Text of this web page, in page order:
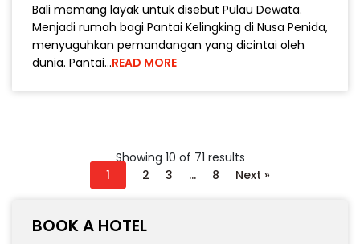
Bali memang layak untuk disebut Pulau Dewata.
Menjadi rumah bagi Pantai Kelingking di Nusa Penida,
menyuguhkan pemandangan yang dicintai oleh
dunia. Pantai…READ MORE
Showing 10 of 71 results
1
2 3 … 8 Next »
BOOK A HOTEL